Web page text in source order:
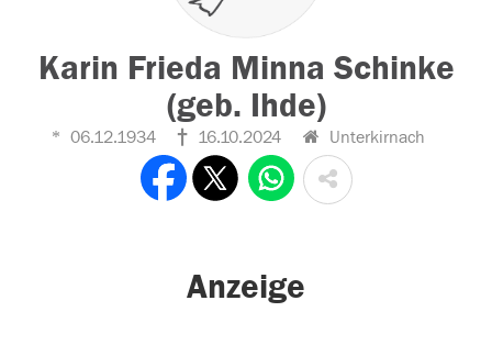
Karin Frieda Minna Schinke
(geb. Ihde)
06.12.1934 16.10.2024 Unterkirnach
Anzeige